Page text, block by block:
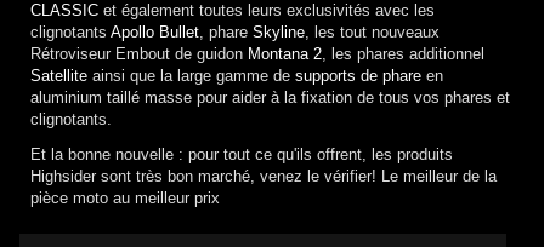
CLASSIC et également toutes leurs exclusivités avec les
clignotantsApollo Bullet, phareSkyline, les tout nouveaux
Rétroviseur Embout de guidon Montana 2, les phares additionnel
Satellite ainsi que la large gamme desupports de phare en
aluminium taillé masse pour aider à la fixation de tous vos phares et
clignotants.
Et la bonne nouvelle : pour tout ce qu'ils offrent, les produits
Highsider sont très bon marché, venez le vérifier! Le meilleur de la
pièce moto au meilleur prix